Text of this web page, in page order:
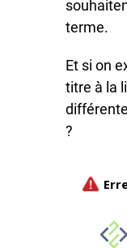
terme.
Et si on
titre à la
?